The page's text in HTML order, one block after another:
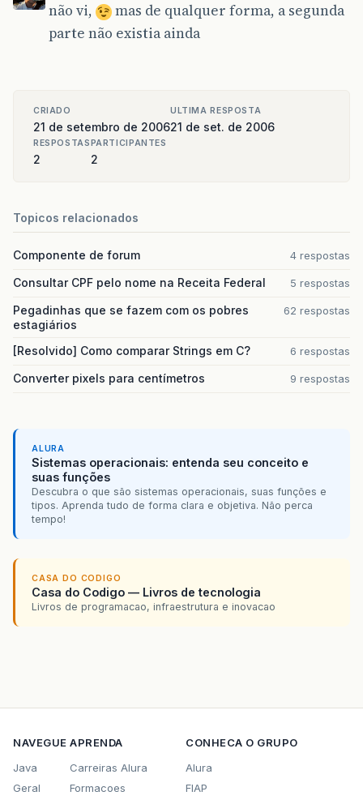
não vi,
mas de qualquer forma, a segunda
parte não existia ainda
CRIADO
21 de setembro de 2006
ULTIMA RESPOSTA
21 de set. de 2006
RESPOSTAS
2
PARTICIPANTES
2
Topicos relacionados
Componente de forum 4 respostas
Consultar CPF pelo nome na Receita Federal 5 respostas
Pegadinhas que se fazem com os pobres
estagiários
62 respostas
[Resolvido] Como comparar Strings em C? 6 respostas
Converter pixels para centímetros 9 respostas
ALURA
Sistemas operacionais: entenda seu conceito e
suas funções
Descubra o que são sistemas operacionais, suas funções e
tipos. Aprenda tudo de forma clara e objetiva. Não perca
tempo!
CASA DO CODIGO
Casa do Codigo — Livros de tecnologia
Livros de programacao, infraestrutura e inovacao
NAVEGUE
Java
Geral
APRENDA
Carreiras Alura
Formacoes
CONHECA O GRUPO
Alura
FIAP